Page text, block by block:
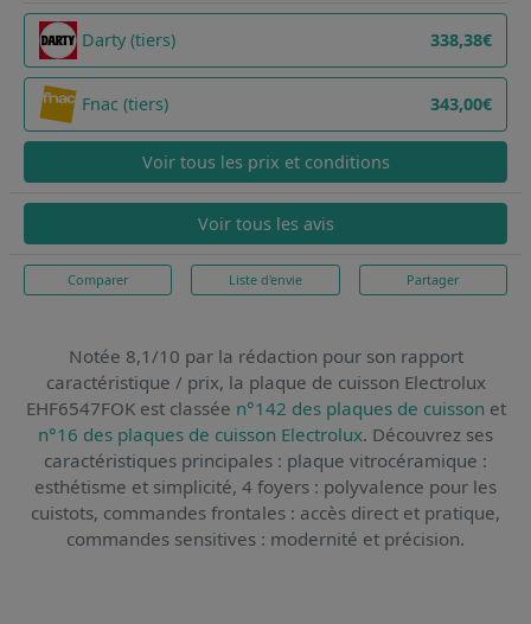
Darty (tiers) 338,38€
Fnac (tiers) 343,00€
Voir tous les prix et conditions
Voir tous les avis
Comparer Liste d'envie Partager
Notée 8,1/10 par la rédaction pour son rapport
caractéristique / prix, la plaque de cuisson Electrolux
EHF6547FOKest classée n°142 des plaques de cuisson et
n°16 des plaques de cuisson Electrolux. Découvrez ses
caractéristiques principales : plaque vitrocéramique :
esthétisme et simplicité, 4 foyers : polyvalence pour les
cuistots, commandes frontales : accès direct et pratique,
commandes sensitives : modernité et précision.